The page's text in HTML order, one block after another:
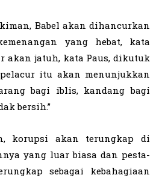
Babel akan dihancurkan
yang hebat, kata
akan jatuh, kata Paus, dikutuk
itu akan menunjukkan
bagi iblis, kandang bagi
bersih.”
korupsi akan terungkap di
yang luar biasa dan pesta-
sebagai kebahagiaan